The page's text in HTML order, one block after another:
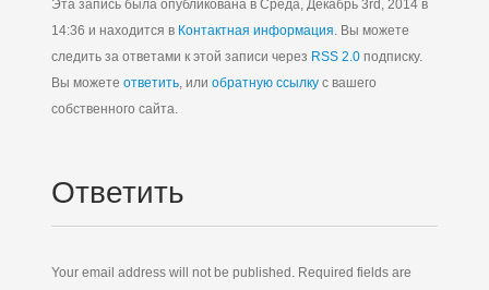
Эта запись была опубликована в Среда, Декабрь 3rd, 2014 в
14:36 и находится в Контактная информация. Вы можете
следить за ответами к этой записи через RSS 2.0подписку.
Вы можете ответить, или обратную ссылкус вашего
собственного сайта.
Ответить
Your email address will not be published. Required fields are